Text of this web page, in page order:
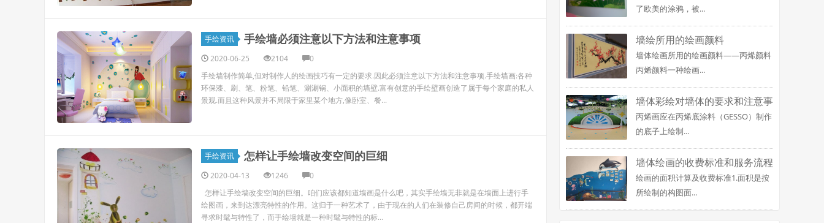
手绘资讯 手绘墙必须注意以下方法和注意事项
2020-06-25 2104
0
手绘墙制作简单,但对制作人的绘画技巧有一定的要求.因此必须注意以下方法和注意事项.手绘墙画:各种
环保漆、刷、笔、粉笔、铅笔、涮涮锅、小面积的墙壁.富有创意的手绘壁画创造了属于每个家庭的私人
景观.而且这种风景并不局限于家里某个地方,像卧室、餐...
手绘资讯 怎样让手绘墙改变空间的巨细
2020-04-13 1246
0
怎样让手绘墙改变空间的巨细。咱们应该都知道墙画是什么吧，其实手绘墙无非就是在墙面上进行手
绘图画，来到达漂亮特性的作用。这归于一种艺术了，由于现在的人们在装修自己房间的时候，都开端
寻求时髦与特性了，而手绘墙就是一种时髦与特性的标...
了欧美的涂鸦，被...
墙绘所用的绘画颜料
墙体绘画所用的绘画颜料——丙烯颜料
丙烯颜料一种绘画...
墙体彩绘对墙体的要求和注意事
项
丙烯画应在丙烯底涂料（GESSO）制作
的底子上绘制...
墙体绘画的收费标准和服务流程
绘画的面积计算及收费标准1.面积是按
所绘制的构图面...